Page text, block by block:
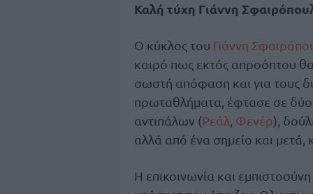
Καλή τύχη Γιάννη
Ο κύκλος του Γιάννη
καιρό πως εκτός απροόπτου θα
σωστή απόφαση και για τους
πρωταθλήματα, έφτασε σε δύο
αντιπάλων (Ρεάλ, Φενέρ),
αλλά από ένα σημείο και μετά,
Η επικοινωνία και